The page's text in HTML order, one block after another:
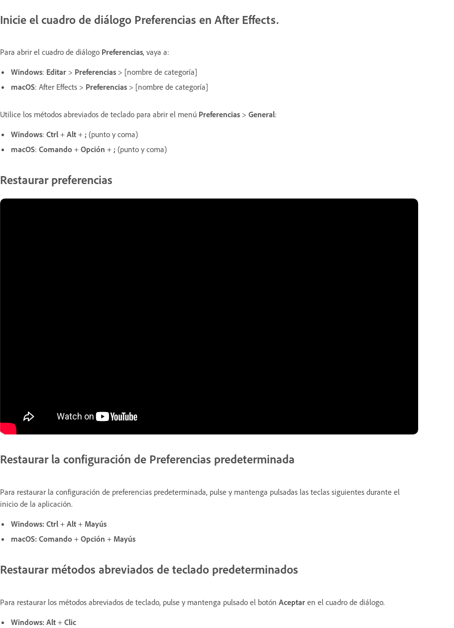
Inicie el cuadro de diálogo Preferencias en After Effects.
Para abrir el cuadro de diálogo Preferencias, vaya a:
Windows: Editar > Preferencias > [nombre de categoría]
macOS: After Effects > Preferencias > [nombre de categoría]
Utilice los métodos abreviados de teclado para abrir el menú Preferencias > General:
Windows: Ctrl + Alt + ; (punto y coma)
macOS: Comando + Opción + ; (punto y coma)
Restaurar preferencias
Restaurar la configuración de Preferencias predeterminada
Para restaurar la configuración de preferencias predeterminada, pulse y mantenga pulsadas las teclas siguientes durante el
inicio de la aplicación.
Windows: Ctrl + Alt + Mayús
macOS: Comando + Opción + Mayús
Restaurar métodos abreviados de teclado predeterminados
Para restaurar los métodos abreviados de teclado, pulse y mantenga pulsado el botón Aceptar en el cuadro de diálogo.
Windows: Alt + Clic